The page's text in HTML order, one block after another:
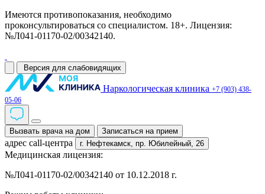
Имеются противопоказания, необходимо
проконсультироваться со специалистом. 18+. Лицензия:
№Л041-01170-02/00342140.
Версия для слабовидящих
Наркологическая клиника +7 (903) 438-
05-06
Вызвать врача на дом Записаться на прием
адрес call-центра г. Нефтекамск, пр. Юбилейный, 26
Медицинская лицензия:
№Л041-01170-02/00342140 от 10.12.2018 г.